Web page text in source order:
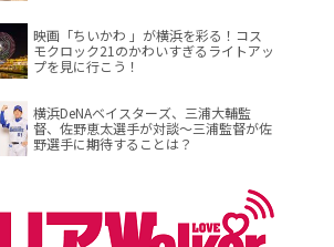
映画「ちいかわ 」が横浜を彩る！コス
モクロック21のかわいすぎるライトアッ
プを見に行こう！
横浜DeNAベイスターズ、三浦大輔監
督、佐野恵太選手が対談～三浦監督が佐
野選手に期待することは？